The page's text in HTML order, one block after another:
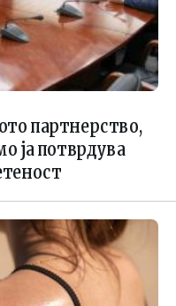
партнерство,
ја потврдува